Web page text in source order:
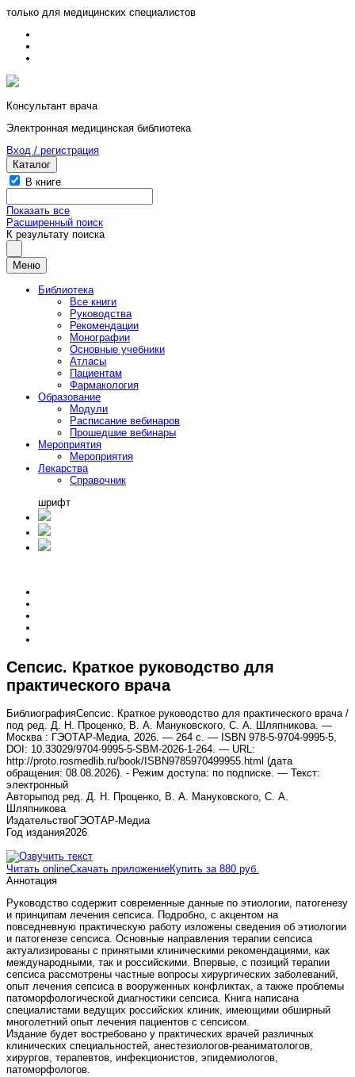
только для медицинских специалистов
Консультант врача
Электронная медицинская библиотека
Вход / регистрация
Каталог
В книге
Показать все
Расширенный поиск
К результату поиска
Меню
Библиотека
Все книги
Руководства
Рекомендации
Монографии
Основные учебники
Атласы
Пациентам
Фармакология
Образование
Модули
Расписание вебинаров
Прошедшие вебинары
Мероприятия
Мероприятия
Лекарства
Справочник
шрифт
Сепсис. Краткое руководство для
практического врача
БиблиографияСепсис. Краткое руководство для практического врача /
под ред. Д. Н. Проценко, В. А. Мануковского, С. А. Шляпникова. —
Москва : ГЭОТАР-Медиа, 2026. — 264 с. — ISBN 978-5-9704-9995-5,
DOI: 10.33029/9704-9995-5-SBM-2026-1-264. — URL:
http://proto.rosmedlib.ru/book/ISBN9785970499955.html (дата
обращения: 08.08.2026). - Режим доступа: по подписке. — Текст:
электронный
Авторыпод ред. Д. Н. Проценко, В. А. Мануковского, С. А.
Шляпникова
ИздательствоГЭОТАР-Медиа
Год издания2026
Читать onlineСкачать приложениеКупить за 880 руб.
Аннотация
Руководство содержит современные данные по этиологии, патогенезу
и принципам лечения сепсиса. Подробно, с акцентом на
повседневную практическую работу изложены сведения об этиологии
и патогенезе сепсиса. Основные направления терапии сепсиса
актуализированы с принятыми клиническими рекомендациями, как
международными, так и российскими. Впервые, с позиций терапии
сепсиса рассмотрены частные вопросы хирургических заболеваний,
опыт лечения сепсиса в вооруженных конфликтах, а также проблемы
патоморфологической диагностики сепсиса. Книга написана
специалистами ведущих российских клиник, имеющими обширный
многолетний опыт лечения пациентов с сепсисом.
Издание будет востребовано у практических врачей различных
клинических специальностей, анестезиологов-реаниматологов,
хирургов, терапевтов, инфекционистов, эпидемиологов,
патоморфологов.